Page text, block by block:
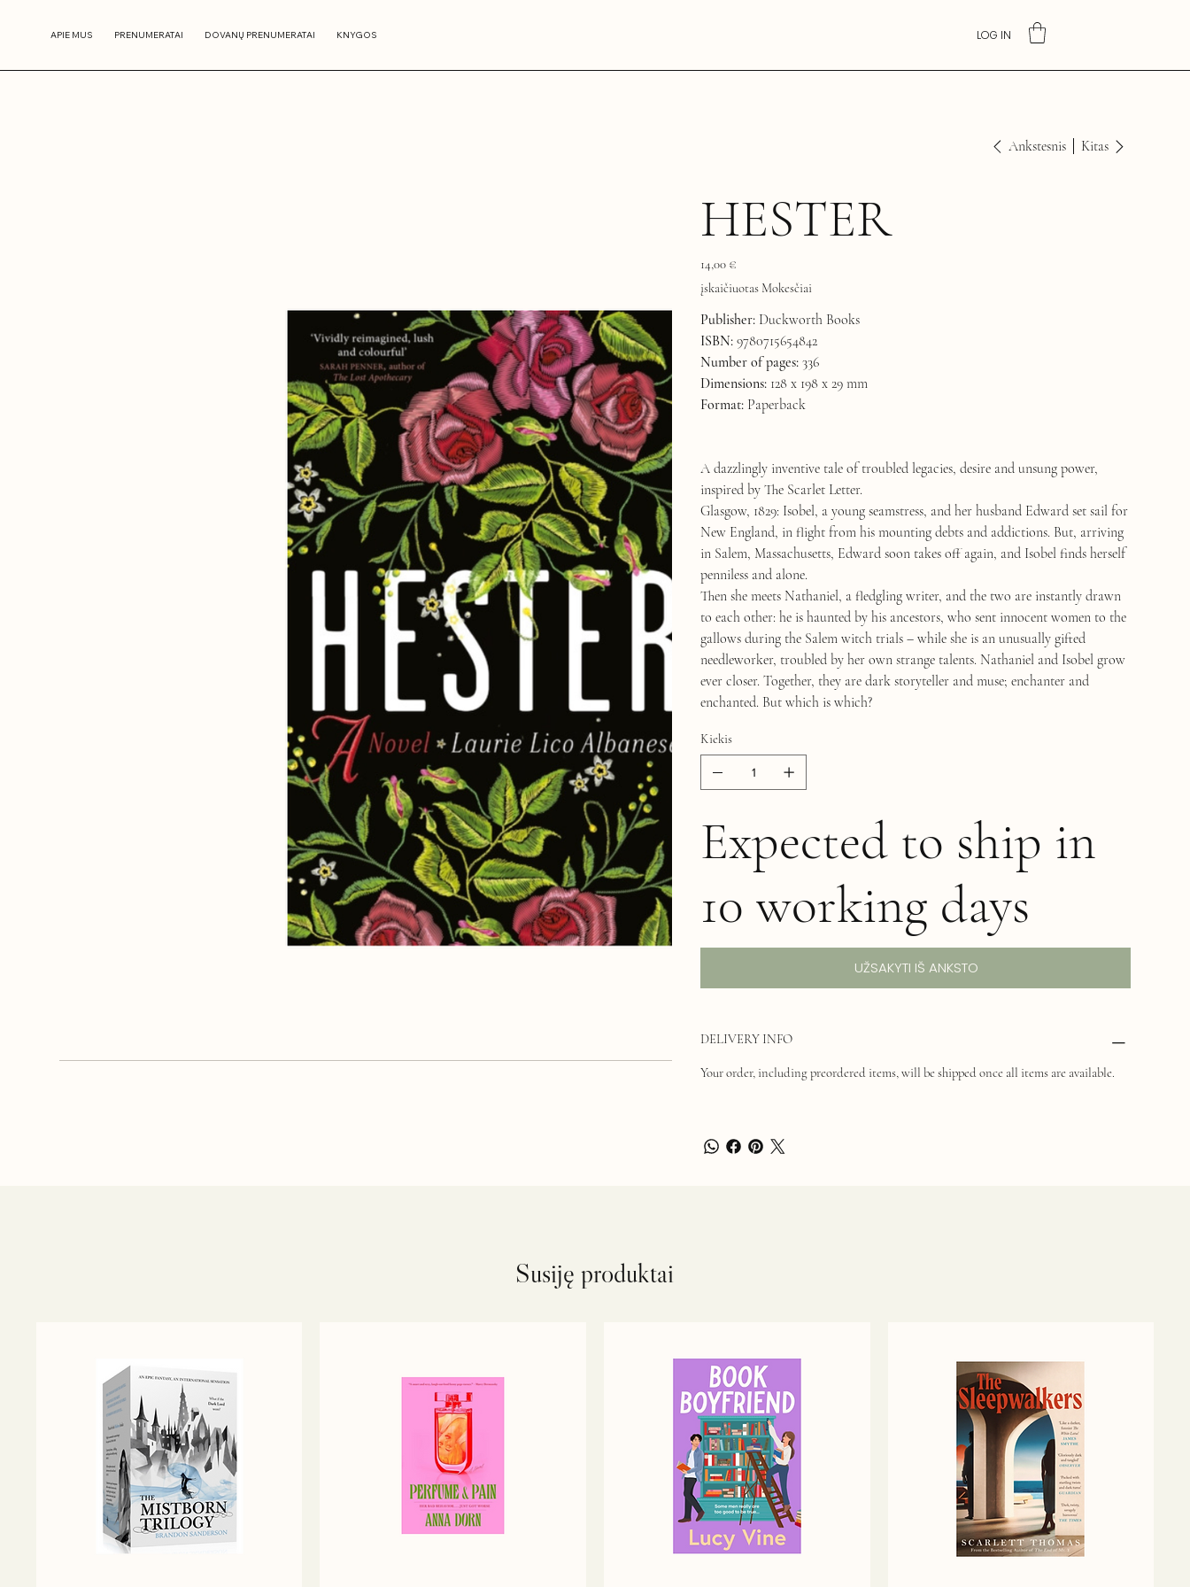
APIE MUS PRENUMERATAI DOVANŲ PRENUMERATAI KNYGOS LOG IN
Ankstesnis Kitas
HESTER
14,00 €
įskaičiuotas Mokesčiai
Publisher: Duckworth Books
ISBN: 9780715654842
Number of pages: 336
Dimensions: 128 x 198 x 29 mm
Format: Paperback
A dazzlingly inventive tale of troubled legacies, desire and unsung power,
inspired by The Scarlet Letter.
Glasgow, 1829: Isobel, a young seamstress, and her husband Edward set sail for
New England, in flight from his mounting debts and addictions. But, arriving
in Salem, Massachusetts, Edward soon takes off again, and Isobel finds herself
penniless and alone.
Then she meets Nathaniel, a fledgling writer, and the two are instantly drawn
to each other: he is haunted by his ancestors, who sent innocent women to the
gallows during the Salem witch trials – while she is an unusually gifted
needleworker, troubled by her own strange talents. Nathaniel and Isobel grow
ever closer. Together, they are dark storyteller and muse; enchanter and
enchanted. But which is which?
Kiekis
Expected to ship in
10 working days
UŽSAKYTI IŠ ANKSTO
DELIVERY INFO
Your order, including preordered items, will be shipped once all items are available.
Susiję produktai